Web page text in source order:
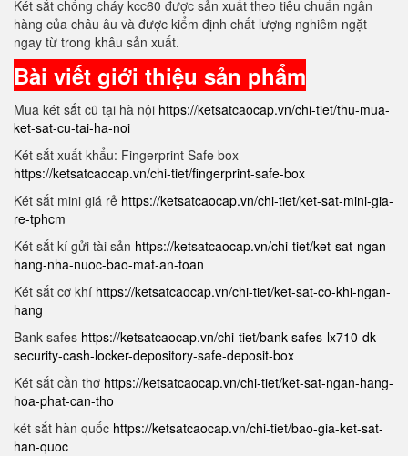
Két sắt chống cháy kcc60 được sản xuất theo tiêu chuẩn ngân
hàng của châu âu và được kiểm định chất lượng nghiêm ngặt
ngay từ trong khâu sản xuất.
Bài viết giới thiệu sản phẩm
Mua két sắt cũ tại hà nội https://ketsatcaocap.vn/chi-tiet/thu-mua-
ket-sat-cu-tai-ha-noi
Két sắt xuất khẩu: Fingerprint Safe box
https://ketsatcaocap.vn/chi-tiet/fingerprint-safe-box
Két sắt mini giá rẻ https://ketsatcaocap.vn/chi-tiet/ket-sat-mini-gia-
re-tphcm
Két sắt kí gửi tài sản https://ketsatcaocap.vn/chi-tiet/ket-sat-ngan-
hang-nha-nuoc-bao-mat-an-toan
Két sắt cơ khí https://ketsatcaocap.vn/chi-tiet/ket-sat-co-khi-ngan-
hang
Bank safes https://ketsatcaocap.vn/chi-tiet/bank-safes-lx710-dk-
security-cash-locker-depository-safe-deposit-box
Két sắt cần thơ https://ketsatcaocap.vn/chi-tiet/ket-sat-ngan-hang-
hoa-phat-can-tho
két sắt hàn quốc https://ketsatcaocap.vn/chi-tiet/bao-gia-ket-sat-
han-quoc